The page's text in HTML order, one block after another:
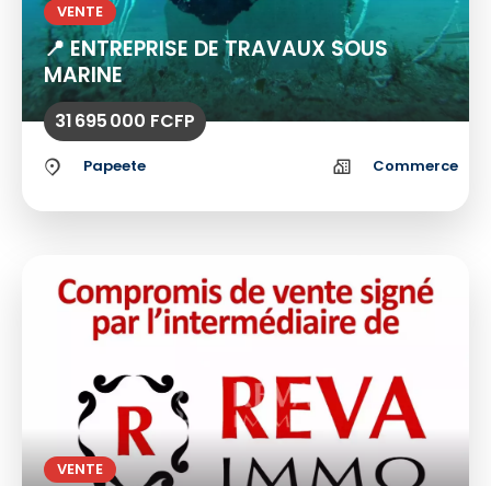
VENTE
📍 ENTREPRISE DE TRAVAUX SOUS
MARINE
31 695 000 FCFP
Papeete Commerce
VENTE